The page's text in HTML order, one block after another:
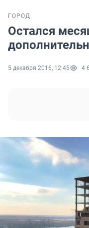
ГОРОД
Остался
5 декабря 2016, 12:45 4